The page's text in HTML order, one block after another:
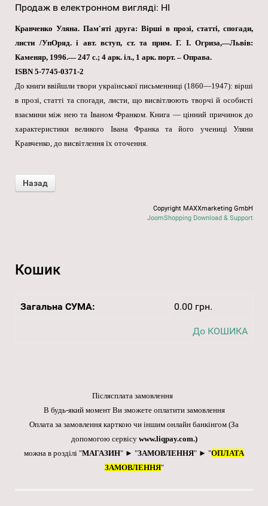
Продаж в електронном вигляді: НІ
Кравченко Уляна. Пам'яті друга: Вірші в прозі, статті, спогади,
листи /УпОряд. і авт. вступ, ст. та прим. Г. І. Огриза,—Львів:
Каменяр, 1996.— 247 с.; 4 арк. іл., 1 арк. порт. – Оправа.
ISBN 5-7745-0371-2
До книги ввійшли твори української письменниці (1860—1947): вірші
в прозі, статті та спогади, листи, що висвітлюють творчі й особисті
взаємини між нею та Іваном Франком. Книга — цінний причинок до
характеристики великого Івана Франка та його учениці Уляни
Кравченко, до висвітлення їх оточення.
Copyright MAXXmarketing GmbH
JoomShopping Download & Support
Кошик
Загальна СУМА: 0.00 грн.
До КОШИКА
Післясплата замовлення
В будь-який момент Ви зможете оплатити замовлення
Оплата за замовлення карткою чи іншим онлайн банкінгом (За
допомогою сервісу www.liqpay.com.)
можна в розділі "МАГАЗИН" ► "ЗАМОВЛЕННЯ" ► "ОПЛАТА
ЗАМОВЛЕННЯ"